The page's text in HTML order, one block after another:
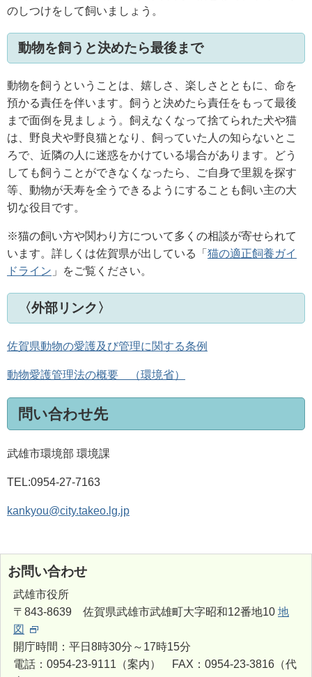
のしつけをして飼いましょう。
動物を飼うと決めたら最後まで
動物を飼うということは、嬉しさ、楽しさとともに、命を
預かる責任を伴います。飼うと決めたら責任をもって最後
まで面倒を見ましょう。飼えなくなって捨てられた犬や猫
は、野良犬や野良猫となり、飼っていた人の知らないとこ
ろで、近隣の人に迷惑をかけている場合があります。どう
しても飼うことができなくなったら、ご自身で里親を探す
等、動物が天寿を全うできるようにすることも飼い主の大
切な役目です。
※猫の飼い方や関わり方について多くの相談が寄せられて
います。詳しくは佐賀県が出している「 猫の適正飼養ガイ
ドライン 」をご覧ください。
〈外部リンク〉
佐賀県動物の愛護及び管理に関する条例
動物愛護管理法の概要 （環境省）
問い合わせ先
武雄市環境部 環境課
TEL:0954-27-7163
kankyou@city.takeo.lg.jp
お問い合わせ
武雄市役所
〒843-8639 佐賀県武雄市武雄町大字昭和12番地10 地
図
開庁時間：平日8時30分～17時15分
電話：0954-23-9111（案内） FAX：0954-23-3816（代